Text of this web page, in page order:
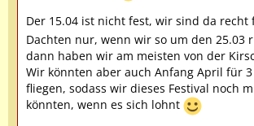
Der 15.04 ist nicht fest, wir sind da recht
Dachten nur, wenn wir so um den 25.03
dann haben wir am meisten von der
Wir könnten aber auch Anfang April für 3
fliegen, sodass wir dieses Festival noch
könnten, wenn es sich lohnt